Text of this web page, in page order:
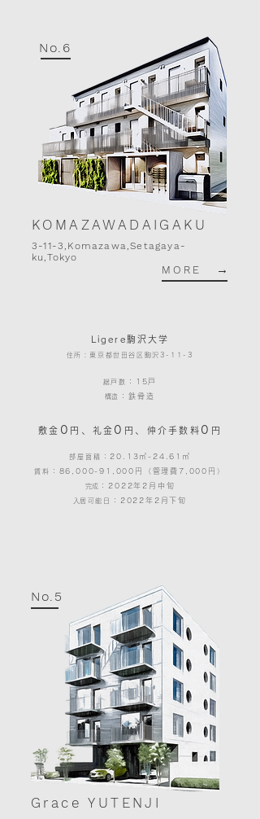
MORE →
No.6
KOMAZAWADAIGAKU
3-11-3,Komazawa,Setagaya-
ku,Tokyo
Ligere駒沢大学
住所：東京都世田谷区駒沢3-11-3
総戸数 ：15戸
​構造 ：鉄骨造
敷金 0 円 礼金 0 円 仲介手数料 0 円
部屋面積 ：20.13㎡-24.61㎡
賃料 ：86,000-91,000円（管理費7,000円）
​​完成 ：2022年2月中旬
​​入居可能日 ：2022年2月下旬
No.5
Grace YUTENJI